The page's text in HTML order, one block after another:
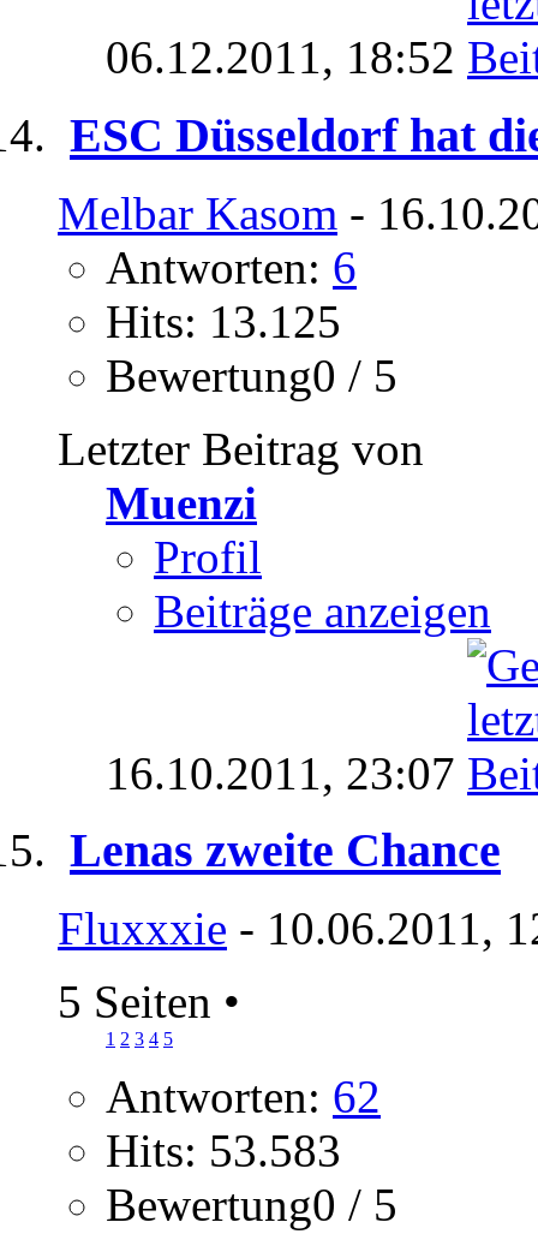
06.12.2011, 18:52
ESC Düsseldorf hat
Melbar Kasom -
Antworten: 6
Hits: 13.125
Bewertung0 / 5
Letzter Beitrag von
Muenzi
Profil
Beiträge anzeigen
16.10.2011, 23:07
Lenas zweite Chance
Fluxxxie - 10.06.2011,
5 Seiten •
1 2 3 4 5
Antworten: 62
Hits: 53.583
Bewertung0 / 5